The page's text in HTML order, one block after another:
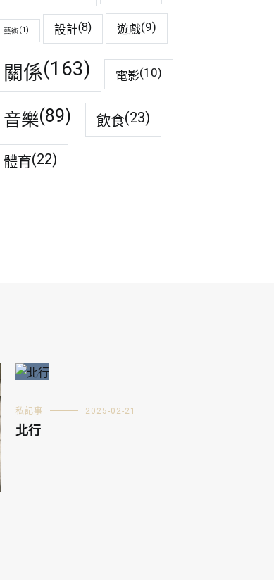
藝術(1) 設計(8) 遊戲(9)
關係(163) 電影(10)
音樂(89) 飲食(23)
體育(22)
私記事 2025-02-21
北行